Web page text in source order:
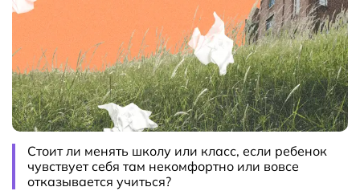
Стоит ли менять школу или класс, если ребенок
чувствует себя там некомфортно или вовсе
отказывается учиться?